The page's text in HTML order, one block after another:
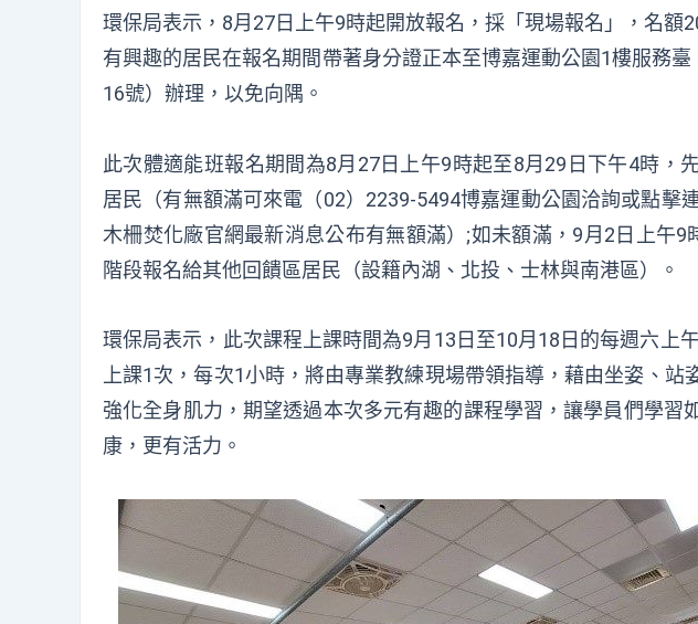
環保局表示，8月27日上午9時起開放報名，採「現場報名」，名額
有興趣的居民在報名期間帶著身分證正本至博嘉運動公園1樓服務
16號）辦理，以免向隅。
此次體適能班報名期間為8月27日上午9時起至8月29日下午4時，
居民（有無額滿可來電（02）2239-5494博嘉運動公園洽詢或點擊
木柵焚化廠官網最新消息公布有無額滿）;如未額滿，9月2日上午9
階段報名給其他回饋區居民（設籍內湖、北投、士林與南港區）。
環保局表示，此次課程上課時間為9月13日至10月18日的每週六上
上課1次，每次1小時，將由專業教練現場帶領指導，藉由坐姿、站
強化全身肌力，期望透過本次多元有趣的課程學習，讓學員們學習
康，更有活力。